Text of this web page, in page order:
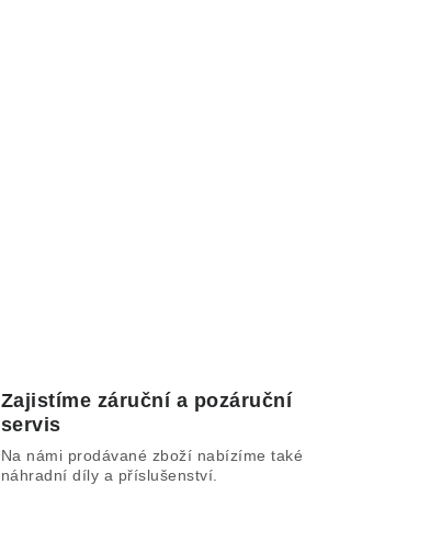
Zajistíme záruční a pozáruční
servis
Na námi prodávané zboží nabízíme také
náhradní díly a příslušenství.